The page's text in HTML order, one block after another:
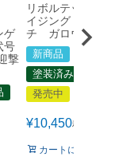
ゲ
号
撃
リボルテック
イジング・ヤマグ
チ ガロウ
新商品
塗装済み完成品
発売中
¥10,450税込
カートに入れる